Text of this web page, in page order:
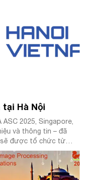
tại Hà Nội
ASC 2025, Singapore,
và thông tin – đã
sẽ được tổ chức từ
Quốc gia (National